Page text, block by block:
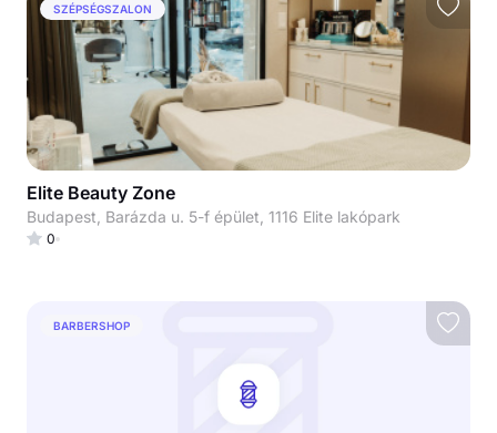
SZÉPSÉGSZALON
Elite Beauty Zone
Budapest, Barázda u. 5-f épület, 1116 Elite lakópark
0
BARBERSHOP